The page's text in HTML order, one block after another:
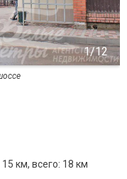
км, всего: 18 км